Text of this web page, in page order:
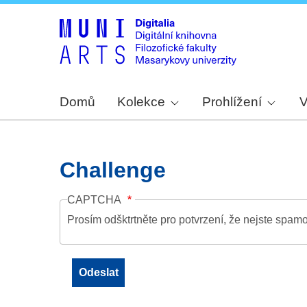
Domů Kolekce Prohlížení
Challenge
CAPTCHA
Prosím odšktrtněte pro potvrzení, že nejste